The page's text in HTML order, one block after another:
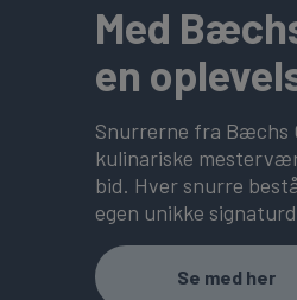
Med
en
Snurrerne fra Bæchs
kulinariske
bid. Hver snurre
egen unikke
Se med her